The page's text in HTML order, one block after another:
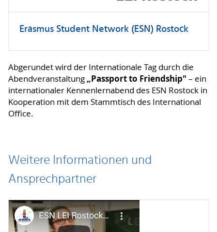
Erasmus Student Network (ESN) Rostock
Abgerundet wird der Internationale Tag durch die
Abendveranstaltung „Passport to Friendship" – ein
internationaler Kennenlernabend des ESN Rostock in
Kooperation mit dem Stammtisch des International
Office.
Weitere Informationen und
Ansprechpartner